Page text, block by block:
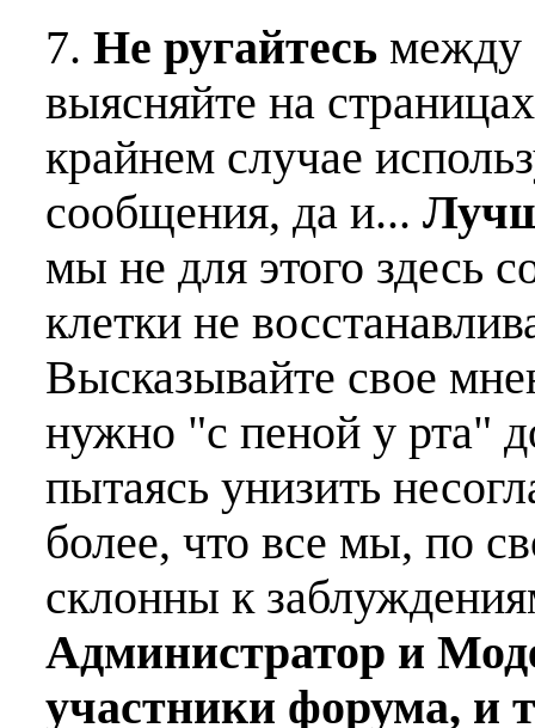
7. Не ругайтесь между
выясняйте на
крайнем случае
сообщения, да и...
мы не для этого здесь
клетки не
Высказывайте свое
нужно "с пеной у рта"
пытаясь унизить
более, что все мы, по
склонны к
Администратор и
участники форума, и